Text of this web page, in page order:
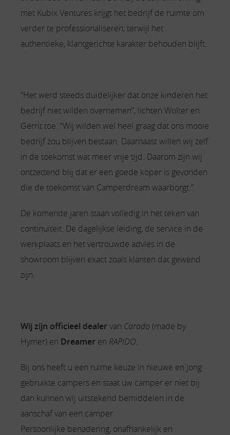
met Kubix Ventures krijgt het bedrijf de ruimte om
verder te professionaliseren, terwijl het
authentieke, klantgerichte karakter behouden blijft.
“Het werd steeds duidelijker dat onze kinderen het
bedrijf niet wilden overnemen”, lichten Wolter en
Gerrit toe. “Wij wilden wel heel graag dat ons mooie
bedrijf zou blijven bestaan. Daarnaast willen wij zelf
in de toekomst wat meer vrije tijd. Daarom zijn wij
ontzettend blij dat er een goede koper is gevonden
die de toekomst van Camperdream waarborgt.”
De komende jaren staan volledig in het teken van
continuïteit. De dagelijkse leiding, de service in de
werkplaats en het vertrouwde advies in de
showroom blijven exact zoals klanten dat gewend
zijn.
Wij zijn officieel dealervan Carado (made by
Hymer) en Dreamer en RAPIDO.
Bij ons heeft u een ruime keuze in nieuwe en jong
gebruikte campers en staat uw camper er niet bij
dan kunnen wij uitstekend bemiddelen in de
aanschaf van een camper.
Persoonlijke benadering, onafhankelijk en